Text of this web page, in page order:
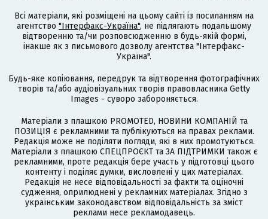
Всі матеріали, які розміщені на цьому сайті із посиланням на
агентство "Інтерфакс-Україна", не підлягають подальшому
відтворенню та/чи розповсюдженню в будь-якій формі,
інакше як з письмового дозволу агентства "Інтерфакс-
Україна".
Будь-яке копіювання, передрук та відтворення фотографічних
творів та/або аудіовізуальних творів правовласника Getty
Images - суворо забороняється.
Матеріали з плашкою PROMOTED, НОВИНИ КОМПАНІЙ та
ПОЗИЦІЯ є рекламними та публікуються на правах реклами.
Редакція може не поділяти погляди, які в них промотуються.
Матеріали з плашкою СПЕЦПРОЄКТ та ЗА ПІДТРИМКИ також є
рекламними, проте редакція бере участь у підготовці цього
контенту і поділяє думки, висловлені у цих матеріалах.
Редакція не несе відповідальності за факти та оціночні
судження, оприлюднені у рекламних матеріалах. Згідно з
українським законодавством відповідальність за зміст
реклами несе рекламодавець.